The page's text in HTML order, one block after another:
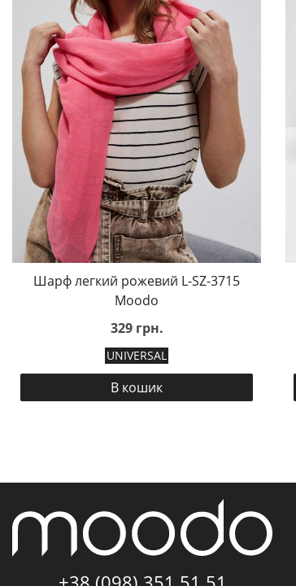
Шарф легкий рожевий L-SZ-3715
Moodo
329 грн.
UNIVERSAL
В кошик